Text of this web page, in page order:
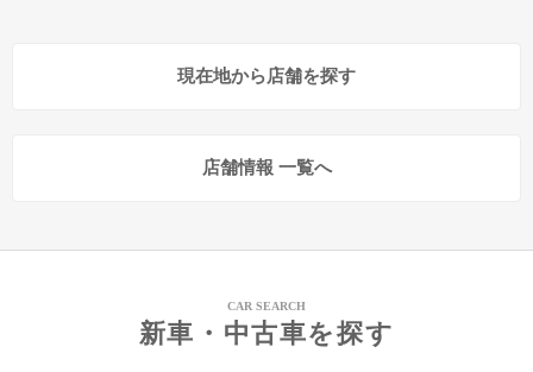
現在地から店舗を探す
店舗情報 一覧へ
CAR SEARCH
新車・中古車を探す